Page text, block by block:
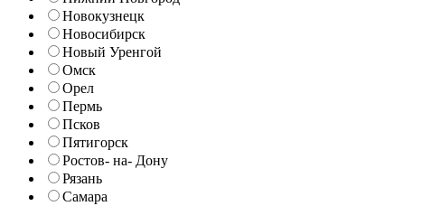
Новокузнецк
Новосибирск
Новый Уренгой
Омск
Орел
Пермь
Псков
Пятигорск
Ростов- на- Дону
Рязань
Самара